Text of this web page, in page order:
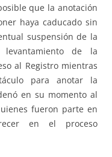
que la anotación
haya caducado sin
suspensión de la
de la
al Registro mientras
para anotar la
en su momento al
fueron parte en
en el proceso